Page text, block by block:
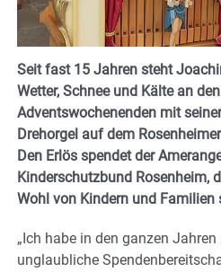
Seit fast 15 Jahren steht
Wetter, Schnee und Kälte an den
Adventswochenenden mit
Drehorgel auf dem
Den Erlös spendet der
Kinderschutzbund Rosenheim,
Wohl von Kindern und Familien
„Ich habe in den ganzen
unglaubliche